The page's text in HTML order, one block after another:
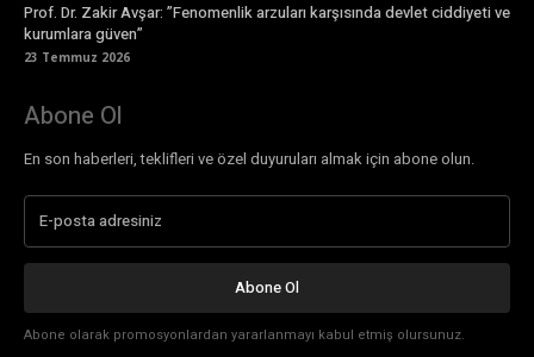
Prof. Dr. Zakir Avşar: ”Fenomenlik arzuları karşısında devlet ciddiyeti ve
kurumlara güven”
23 Temmuz 2026
Abone Ol
En son haberleri, teklifleri ve özel duyuruları almak için abone olun.
Abone Ol
Abone olarak promosyonlardan yararlanmayı kabul etmiş olursunuz.